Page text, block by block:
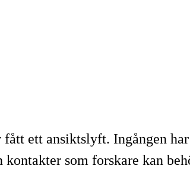
ett ansiktslyft. Ingången
som forskare kan